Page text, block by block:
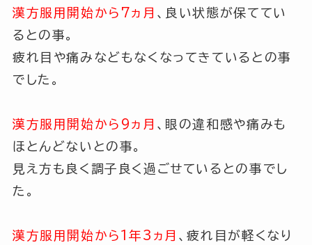
漢方服用開始から7ヵ月 、良い状態が保ててい
るとの事。
疲れ目や痛みなどもなくなってきているとの事
でした。
漢方服用開始から9ヵ月 、眼の違和感や痛みも
ほとんどないとの事。
見え方も良く調子良く過ごせているとの事でし
た。
漢方服用開始から1年3ヵ月 、疲れ目が軽くなり